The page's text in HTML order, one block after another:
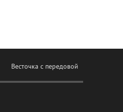
Весточка с передовой